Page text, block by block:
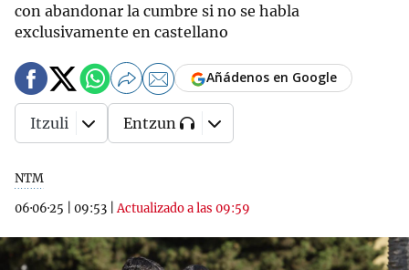
con abandonar la cumbre si no se habla
exclusivamente en castellano
NTM
06·06·25
09:53 |Actualizado a las 09:59
Añádenos en Google
Itzuli Entzun